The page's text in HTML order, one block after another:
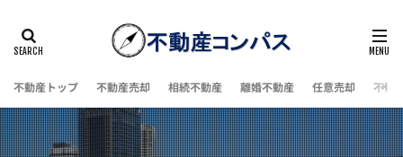
不動産トップ 不動産売却 相続不動産 離婚不動産 任意売却 不動